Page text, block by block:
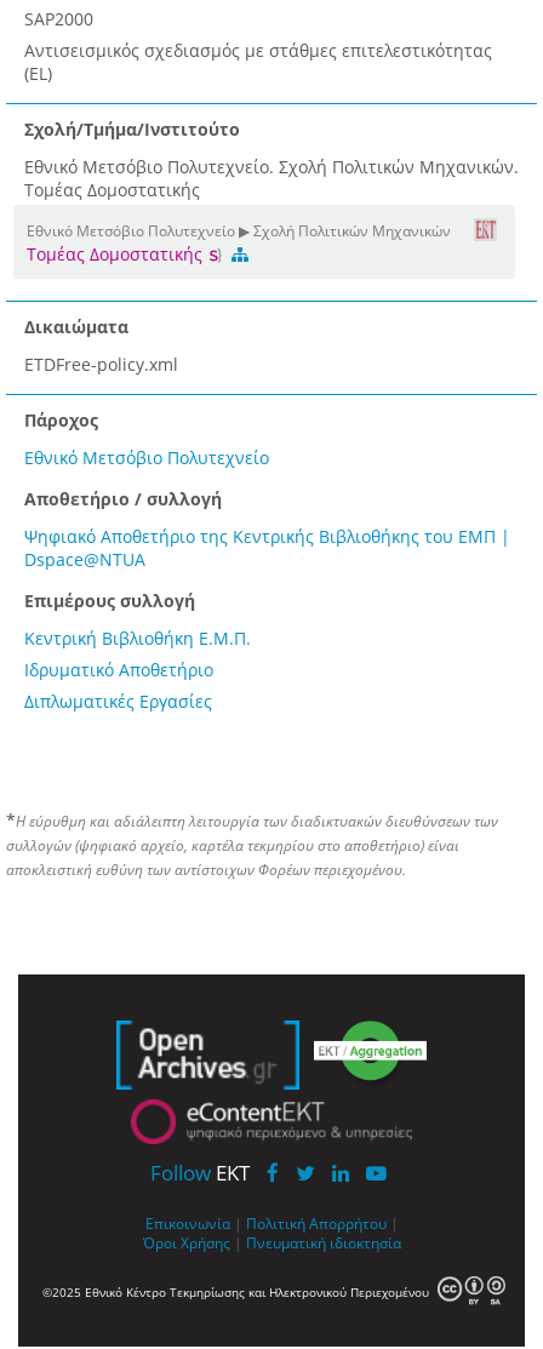
SAP2000
Αντισεισμικός σχεδιασμός με στάθμες επιτελεστικότητας
(EL)
Σχολή/Τμήμα/Ινστιτούτο
Εθνικό Μετσόβιο Πολυτεχνείο. Σχολή Πολιτικών Μηχανικών.
Τομέας Δομοστατικής
Εθνικό Μετσόβιο Πολυτεχνείο ▶ Σχολή Πολιτικών Μηχανικών
Τομέας Δομοστατικής
Δικαιώματα
ETDFree-policy.xml
Πάροχος
Εθνικό Μετσόβιο Πολυτεχνείο
Αποθετήριο / συλλογή
Ψηφιακό Αποθετήριο της Κεντρικής Βιβλιοθήκης του ΕΜΠ |
Dspace@NTUA
Επιμέρους συλλογή
Κεντρική Βιβλιοθήκη Ε.Μ.Π.
Ιδρυματικό Αποθετήριο
Διπλωματικές Εργασίες
*Η εύρυθμη και αδιάλειπτη λειτουργία των διαδικτυακών διευθύνσεων των
συλλογών (ψηφιακό αρχείο, καρτέλα τεκμηρίου στο αποθετήριο) είναι
αποκλειστική ευθύνη των αντίστοιχων Φορέων περιεχομένου.
Follow EKT
Επικοινωνία | Πολιτική Απορρήτου |
Όροι Χρήσης | Πνευματική ιδιοκτησία
©2025 Εθνικό Κέντρο Τεκμηρίωσης και Ηλεκτρονικού Περιεχομένου